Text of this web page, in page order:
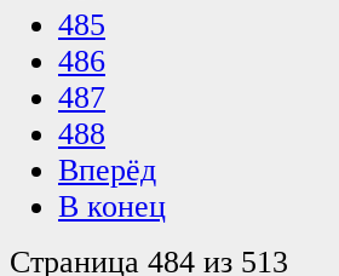
485
486
487
488
Вперёд
В конец
Страница 484 из 513